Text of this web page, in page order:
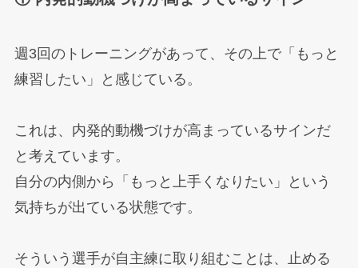
週3回のトレーニングがあって、その上で「もっと
練習したい」と感じている。
これは、内発的動機づけが高まっているサインだ
と考えています。
自分の内側から「もっと上手くなりたい」という
気持ちが出ている状態です。
そういう選手が自主練に取り組むことは、止める